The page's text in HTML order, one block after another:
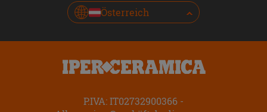
Österreich
P.IVA: IT02732900366